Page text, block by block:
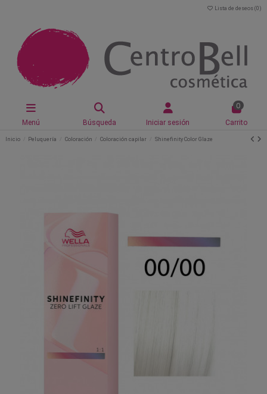
Lista de deseos (0 )
Menú Búsqueda Iniciar sesión
0
Carrito
Inicio Peluquería Coloración Coloración capilar Shinefinity Color Glaze